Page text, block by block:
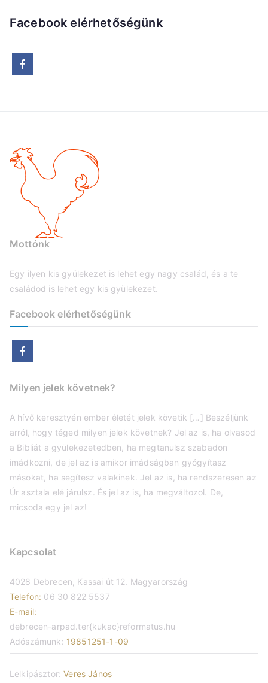
hFacebook elérhetőségünk
Mottónk
Egy ilyen kis gyülekezet is lehet egy nagy család, és a te
családod is lehet egy kis gyülekezet.
Facebook elérhetőségünk
Milyen jelek követnek?
A hívő keresztyén ember életét jelek követik […] Beszéljünk
arról, hogy téged milyen jelek követnek? Jel az is, ha olvasod
a Bibliát a gyülekezetedben, ha megtanulsz szabadon
imádkozni, de jel az is amikor imádságban gyógyítasz
másokat, ha segítesz valakinek. Jel az is, ha rendszeresen az
Úr asztala elé járulsz. És jel az is, ha megváltozol. De,
micsoda egy jel az!
Kapcsolat
4028 Debrecen, Kassai út 12. Magyarország
Telefon: 06 30 822 5537
E-mail:
debrecen-arpad.ter{kukac}reformatus.hu
Adószámunk: 19851251-1-09
Lelkipásztor:Veres János